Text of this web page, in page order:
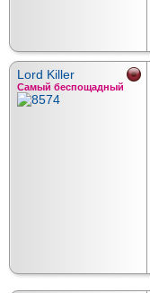
Lord Killer
Самый беспощадный